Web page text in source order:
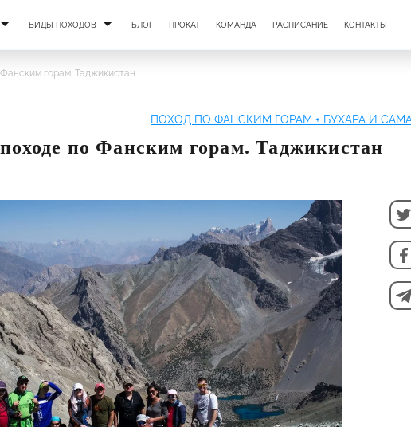
ВИДЫ ПОХОДОВ БЛОГ ПРОКАТ КОМАНДА РАСПИСАНИЕ КОНТАКТЫ
горам. Таджикистан
по Фанским горам. Таджикистан